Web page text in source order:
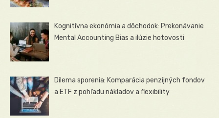
Kognitívna ekonómia a dôchodok: Prekonávanie
Mental Accounting Bias a ilúzie hotovosti
Dilema sporenia: Komparácia penzijných fondov
a ETF z pohľadu nákladov a flexibility